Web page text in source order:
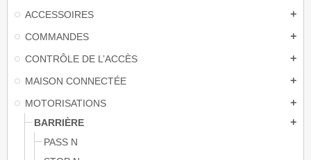
ACCESSOIRES add
COMMANDES add
CONTRÔLE DE L’ACCÈS add
MAISON CONNECTÉE add
MOTORISATIONS add
BARRIÈRE add
PASS N